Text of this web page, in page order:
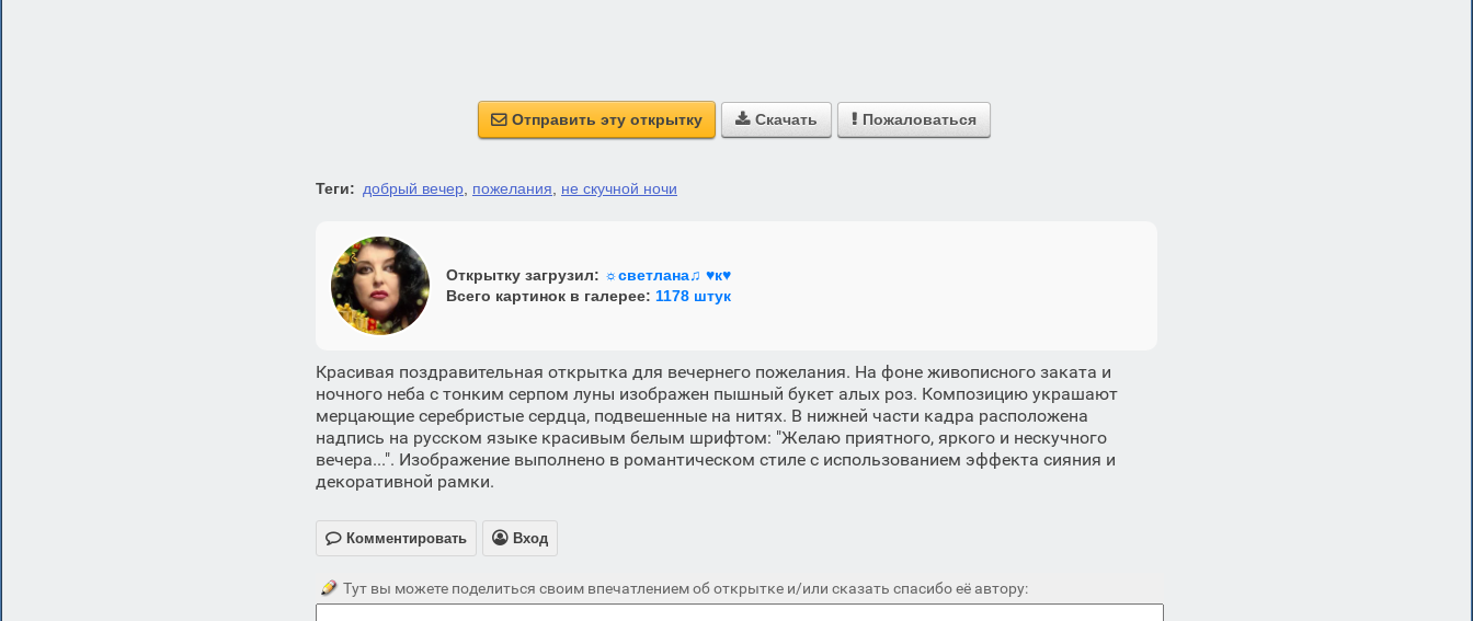
 Отправить эту открытку  Скачать  Пожаловаться
Теги: добрый вечер пожелания не скучной ночи
Открытку загрузил: ☼светлана♫ ♥к♥
Всего картинок в галерее: 1178 штук
Красивая поздравительная открытка для вечернего пожелания. На фоне живописного заката и
ночного неба с тонким серпом луны изображен пышный букет алых роз. Композицию украшают
мерцающие серебристые сердца, подвешенные на нитях. В нижней части кадра расположена
надпись на русском языке красивым белым шрифтом: "Желаю приятного, яркого и нескучного
вечера...". Изображение выполнено в романтическом стиле с использованием эффекта сияния и
декоративной рамки.
 Комментировать  Вход
Тут вы можете поделиться своим впечатлением об открытке и/или сказать спасибо её автору: